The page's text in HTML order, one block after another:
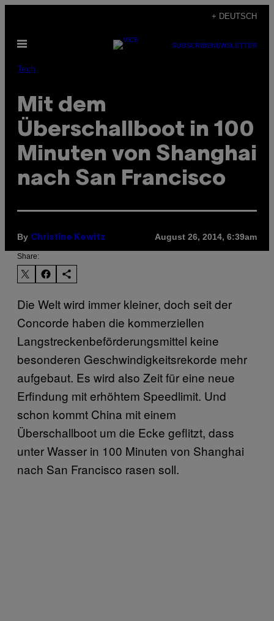
content
+ DEUTSCH
Open
SUBSCRIBENEWSLETTER
Tech
Mit dem
Überschallboot in 100
Minuten von Shanghai
nach San Francisco
By Christine Kewitz August 26, 2014, 6:39am
Share:
Die Welt wird immer kleiner, doch seit der
Concorde haben die kommerziellen
Langstreckenbeförderungsmittel keine
besonderen Geschwindigkeitsrekorde mehr
aufgebaut. Es wird also Zeit für eine neue
Erfindung mit erhöhtem Speedlimit. Und
schon kommt China mit einem
Überschallboot um die Ecke geflitzt, dass
unter Wasser in 100 Minuten von Shanghai
nach San Francisco rasen soll.